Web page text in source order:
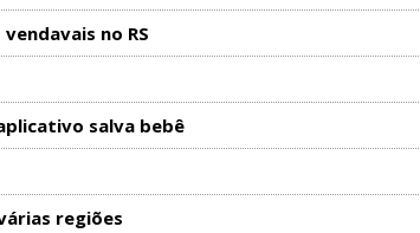
no RS
salva bebê
regiões